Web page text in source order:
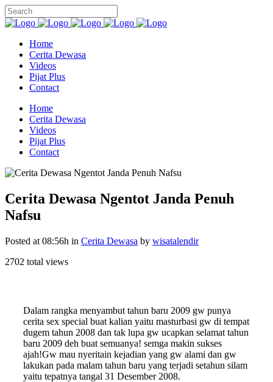
Home
Cerita Dewasa
Videos
Pijat Plus
Contact
Home
Cerita Dewasa
Videos
Pijat Plus
Contact
Cerita Dewasa Ngentot Janda Penuh
Nafsu
Posted at 08:56h in Cerita Dewasa by wisatalendir
2702 total views
Dalam rangka menyambut tahun baru 2009 gw punya
cerita sex special buat kalian yaitu masturbasi gw di tempat
dugem tahun 2008 dan tak lupa gw ucapkan selamat tahun
baru 2009 deh buat semuanya! semga makin sukses
ajah!Gw mau nyeritain kejadian yang gw alami dan gw
lakukan pada malam tahun baru yang terjadi setahun silam
yaitu tepatnya tangal 31 Desember 2008.